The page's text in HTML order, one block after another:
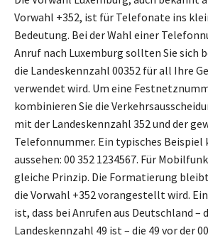
Vorwahl +352, ist für Telefonate ins
Bedeutung. Bei der Wahl einer
Anruf nach Luxemburg sollten Sie sich
die Landeskennzahl 00352 für all Ihre
verwendet wird. Um eine
kombinieren Sie die
mit der Landeskennzahl 352 und der
Telefonnummer. Ein typisches
aussehen: 00 352 1234567. Für
gleiche Prinzip. Die Formatierung
die Vorwahl +352 vorangestellt wird.
ist, dass bei Anrufen aus Deutschland –
Landeskennzahl 49 ist – die 49 vor der